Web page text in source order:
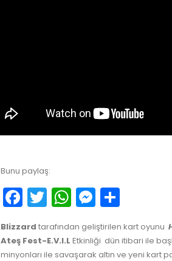
Bunu paylaş:
Facebook
Twitter
WhatsApp
Blizzard tarafından geliştirilen kart oyunu
Ateş Fest-E.V.I.L Etkinliği dün itibari ile
minyonları ile savaşarak altın ve yeni kart